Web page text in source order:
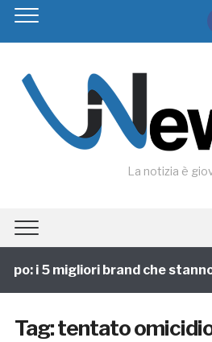
La notizia è
i 5 migliori brand che
Tag:tentato